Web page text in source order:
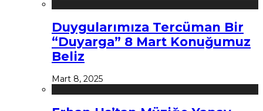
Duygularımıza Tercüman Bir
“Duyarga” 8 Mart Konuğumuz
Beliz
Mart 8, 2025